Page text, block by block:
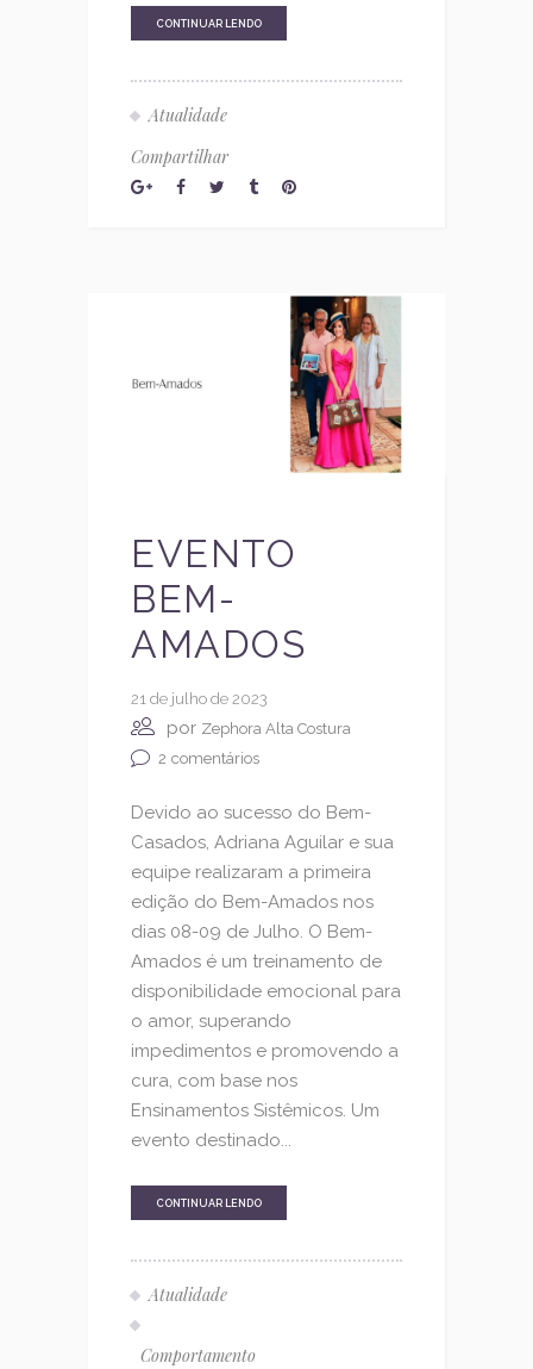
CONTINUAR LENDO
Atualidade
Compartilhar
EVENTO
BEM-
AMADOS
21 de julho de 2023
por Zephora Alta Costura
2 comentários
Devido ao sucesso do Bem-
Casados, Adriana Aguilar e sua
equipe realizaram a primeira
edição do Bem-Amados nos
dias 08-09 de Julho. O Bem-
Amados é um treinamento de
disponibilidade emocional para
o amor, superando
impedimentos e promovendo a
cura, com base nos
Ensinamentos Sistêmicos. Um
evento destinado...
CONTINUAR LENDO
Atualidade
Comportamento